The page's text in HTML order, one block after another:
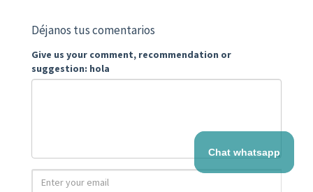
Déjanos tus comentarios
Give us your comment, recommendation or
suggestion: hola
Chat whatsapp